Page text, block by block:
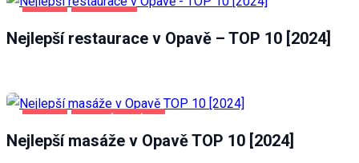
Nejlepší restaurace v Opavě – TOP 10 [2024]
Nejlepší masáže v Opavě TOP 10 [2024]